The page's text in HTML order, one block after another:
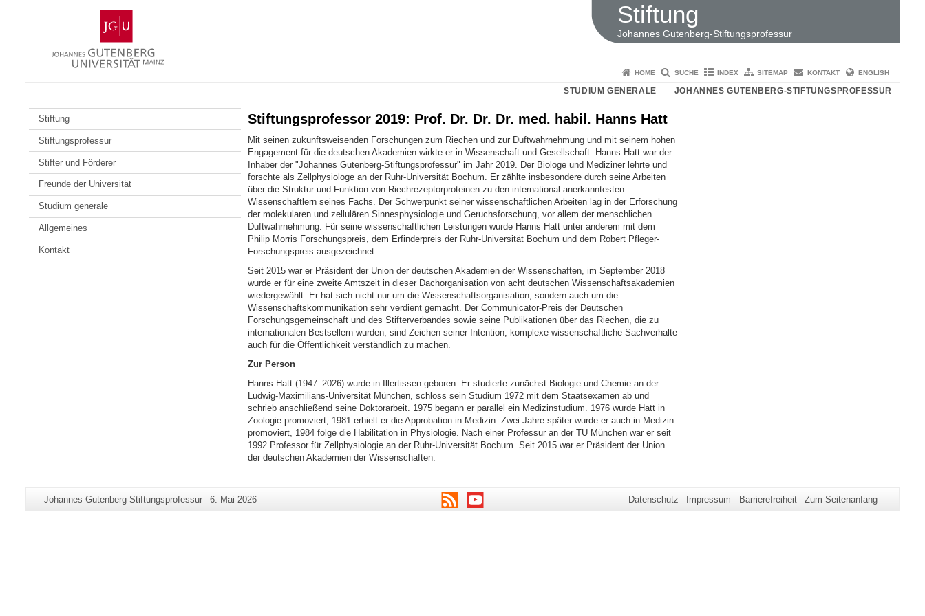
Gutenberg-
Universität
Mainz
Stiftung
Johannes Gutenberg-Stiftungsprofessur
HOME SUCHE INDEX SITEMAP KONTAKT ENGLISH
STUDIUM GENERALE JOHANNES GUTENBERG-STIFTUNGSPROFESSUR
Stiftung
Stiftungsprofessur
Stifter und Förderer
Freunde der Universität
Studium generale
Allgemeines
Kontakt
Stiftungsprofessor 2019: Prof. Dr. Dr. Dr. med. habil. Hanns Hatt
Mit seinen zukunftsweisenden Forschungen zum Riechen und zur Duftwahrnehmung und mit seinem hohen
Engagement für die deutschen Akademien wirkte er in Wissenschaft und Gesellschaft: Hanns Hatt war der
Inhaber der "Johannes Gutenberg-Stiftungsprofessur" im Jahr 2019. Der Biologe und Mediziner lehrte und
forschte als Zellphysiologe an der Ruhr-Universität Bochum. Er zählte insbesondere durch seine Arbeiten
über die Struktur und Funktion von Riechrezeptorproteinen zu den international anerkanntesten
Wissenschaftlern seines Fachs. Der Schwerpunkt seiner wissenschaftlichen Arbeiten lag in der Erforschung
der molekularen und zellulären Sinnesphysiologie und Geruchsforschung, vor allem der menschlichen
Duftwahrnehmung. Für seine wissenschaftlichen Leistungen wurde Hanns Hatt unter anderem mit dem
Philip Morris Forschungspreis, dem Erfinderpreis der Ruhr-Universität Bochum und dem Robert Pfleger-
Forschungspreis ausgezeichnet.
Seit 2015 war er Präsident der Union der deutschen Akademien der Wissenschaften, im September 2018
wurde er für eine zweite Amtszeit in dieser Dachorganisation von acht deutschen Wissenschaftsakademien
wiedergewählt. Er hat sich nicht nur um die Wissenschaftsorganisation, sondern auch um die
Wissenschaftskommunikation sehr verdient gemacht. Der Communicator-Preis der Deutschen
Forschungsgemeinschaft und des Stifterverbandes sowie seine Publikationen über das Riechen, die zu
internationalen Bestsellern wurden, sind Zeichen seiner Intention, komplexe wissenschaftliche Sachverhalte
auch für die Öffentlichkeit verständlich zu machen.
Zur Person
Hanns Hatt (1947–2026) wurde in Illertissen geboren. Er studierte zunächst Biologie und Chemie an der
Ludwig-Maximilians-Universität München, schloss sein Studium 1972 mit dem Staatsexamen ab und
schrieb anschließend seine Doktorarbeit. 1975 begann er parallel ein Medizinstudium. 1976 wurde Hatt in
Zoologie promoviert, 1981 erhielt er die Approbation in Medizin. Zwei Jahre später wurde er auch in Medizin
promoviert, 1984 folge die Habilitation in Physiologie. Nach einer Professur an der TU München war er seit
1992 Professor für Zellphysiologie an der Ruhr-Universität Bochum. Seit 2015 war er Präsident der Union
der deutschen Akademien der Wissenschaften.
Zusätzliche
Seiten-
Johannes Gutenberg-Stiftungsprofessur
Letzte
6. Mai 2026 RSS Youtube Datenschutz Impressum Barrierefreiheit Zum Seitenanfang